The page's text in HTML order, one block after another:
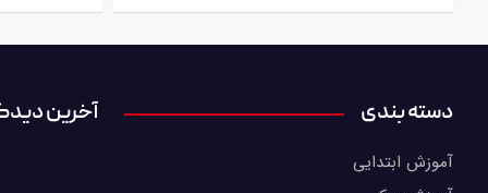
دسته بندی
آموزش ابتدایی
آخرین